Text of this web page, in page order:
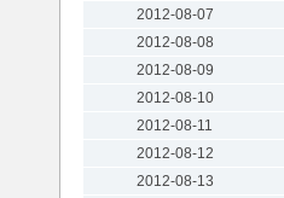
2012-08-07
2012-08-08
2012-08-09
2012-08-10
2012-08-11
2012-08-12
2012-08-13